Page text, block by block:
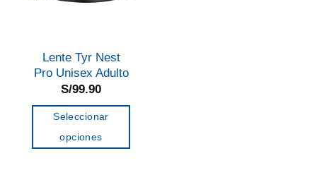
Lente Tyr Nest
Pro Unisex Adulto
S/99.90
Seleccionar
opciones